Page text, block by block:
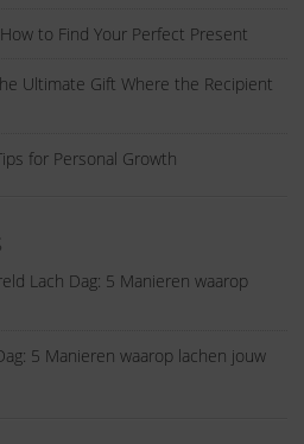
to Find Your Perfect Present
Ultimate Gift Where the Recipient
for Personal Growth
Lach Dag: 5 Manieren waarop
5 Manieren waarop lachen jouw